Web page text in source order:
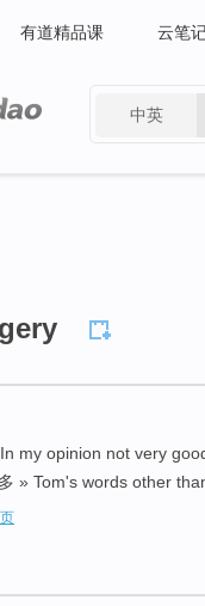
有道精品课 云笔
中英
my opinion not very
» Tom's words other